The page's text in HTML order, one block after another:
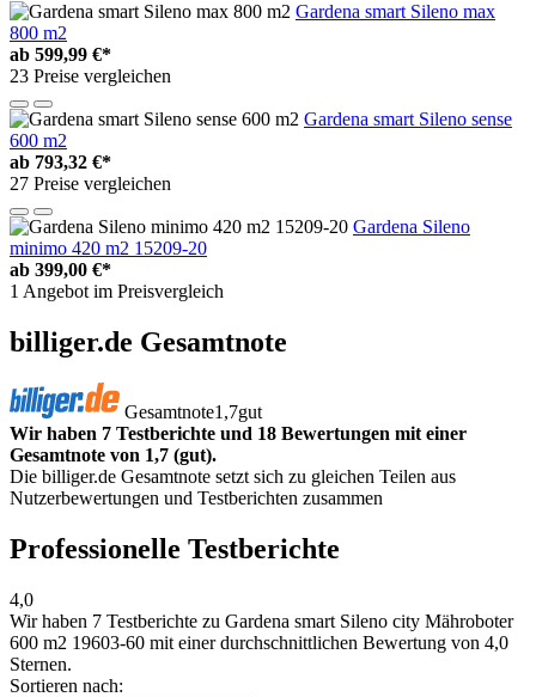
Gardena smart Sileno max
800 m2
ab 599,99 €*
23 Preise vergleichen
Gardena smart Sileno sense
600 m2
ab 793,32 €*
27 Preise vergleichen
Gardena Sileno
minimo 420 m2 15209-20
ab 399,00 €*
1 Angebot im Preisvergleich
billiger.de Gesamtnote
Gesamtnote1,7gut
Wir haben 7 Testberichte und 18 Bewertungen mit einer
Gesamtnote von 1,7 (gut).
Die billiger.de Gesamtnote setzt sich zu gleichen Teilen aus
Nutzerbewertungen und Testberichten zusammen
Professionelle Testberichte
4,0
Wir haben 7 Testberichte zu Gardena smart Sileno city Mähroboter
600 m2 19603-60 mit einer durchschnittlichen Bewertung von 4,0
Sternen.
Sortieren nach: